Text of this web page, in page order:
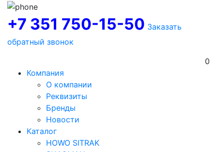
+7 351 750-15-50 Заказать
обратный звонок
0
Компания
О компании
Реквизиты
Бренды
Новости
Каталог
HOWO SITRAK